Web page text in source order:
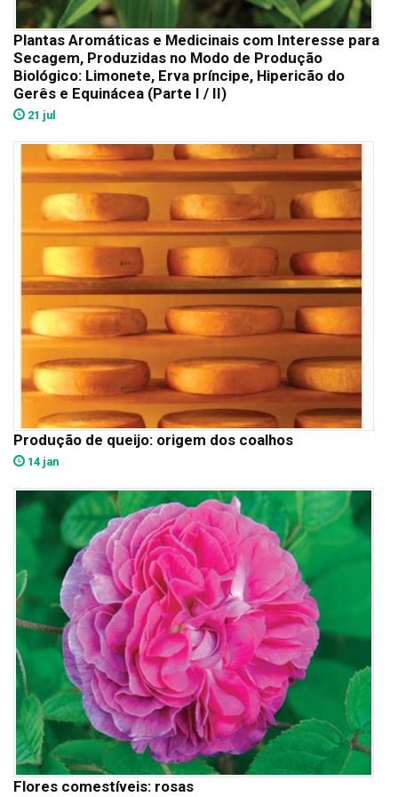
Plantas Aromáticas e Medicinais com Interesse para
Secagem, Produzidas no Modo de Produção
Biológico: Limonete, Erva príncipe, Hipericão do
Gerês e Equinácea (Parte I / II)
21 jul
Produção de queijo: origem dos coalhos
14 jan
Flores comestíveis: rosas